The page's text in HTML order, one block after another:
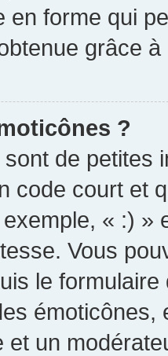
en forme qui
grâce à
?
de petites
code court et
« :) »
Vous
le
et un